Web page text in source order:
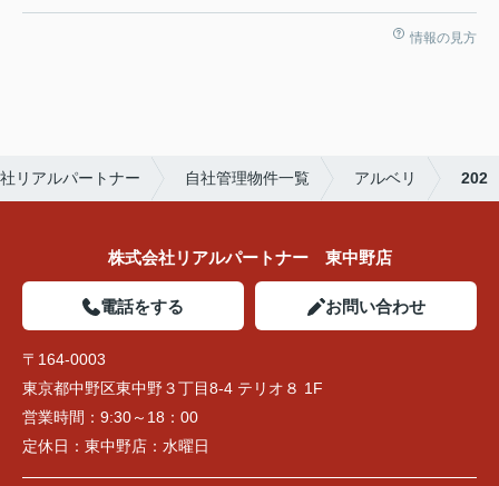
情報の見方
リアルパートナー 自社管理物件一覧 アルベリ 202
株式会社リアルパートナー 東中野店
電話をする お問い合わせ
〒164-0003
東京都中野区東中野３丁目8-4 テリオ８ 1F
営業時間： 9:30～18：00
定休日： 東中野店：水曜日